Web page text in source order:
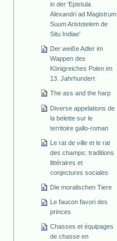
in der 'Epistula
Alexandri ad Magistrum
Suum Aristotelem de
Situ Indiae'
Der weiße Adler im
Wappen des
Königreiches Polen im
13. Jahrhundert
The ass and the harp
Diverse appelations de
la belette sur le
territoire gallo-roman
Le rat de ville et le rat
des champs: traditions
littéraires et
conjectures sociales
Die moralischen Tiere
Le faucon favori des
princes
Chasses et équipages
de chasse en